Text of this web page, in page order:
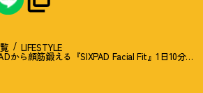
LIFESTYLE
から顔筋鍛える『SIXPAD Facial Fit』1日10分、